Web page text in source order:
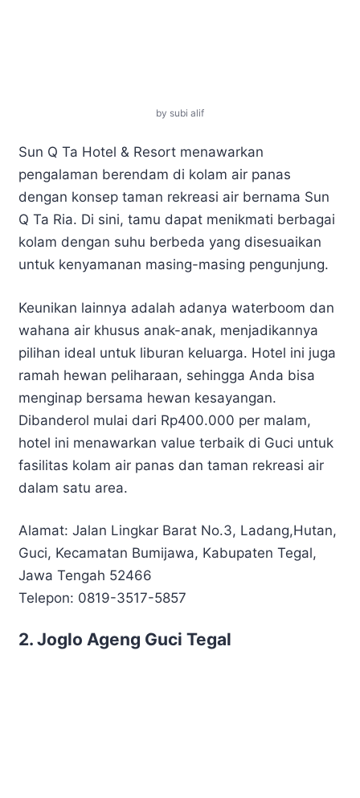
by subi alif
Sun Q Ta Hotel & Resort menawarkan
pengalaman berendam di kolam air panas
dengan konsep taman rekreasi air bernama Sun
Q Ta Ria. Di sini, tamu dapat menikmati berbagai
kolam dengan suhu berbeda yang disesuaikan
untuk kenyamanan masing-masing pengunjung.
Keunikan lainnya adalah adanya waterboom dan
wahana air khusus anak-anak, menjadikannya
pilihan ideal untuk liburan keluarga. Hotel ini juga
ramah hewan peliharaan, sehingga Anda bisa
menginap bersama hewan kesayangan.
Dibanderol mulai dari Rp400.000 per malam,
hotel ini menawarkan value terbaik di Guci untuk
fasilitas kolam air panas dan taman rekreasi air
dalam satu area.
Alamat: Jalan Lingkar Barat No.3, Ladang,Hutan,
Guci, Kecamatan Bumijawa, Kabupaten Tegal,
Jawa Tengah 52466
Telepon: 0819-3517-5857
2. Joglo Ageng Guci Tegal